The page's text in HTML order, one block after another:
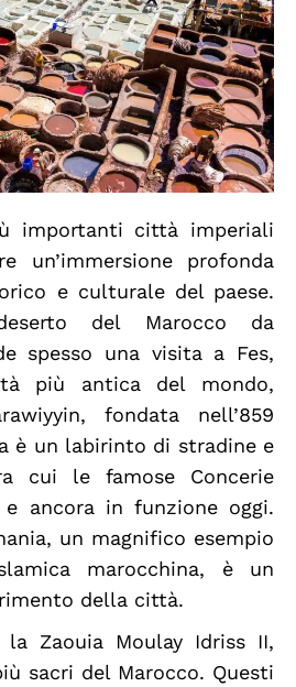
importanti città imperiali
un’immersione profonda
e culturale del paese.
del Marocco da
spesso una visita a Fes,
più antica del mondo,
fondata nell’859
è un labirinto di stradine e
cui le famose Concerie
e ancora in funzione oggi.
un magnifico esempio
marocchina, è un
della città.
la Zaouia Moulay Idriss II,
sacri del Marocco. Questi